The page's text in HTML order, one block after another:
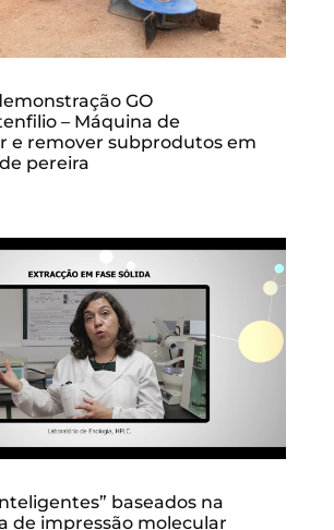
GO
– Máquina de
e remover subprodutos em
pereira
baseados na
de impressão molecular